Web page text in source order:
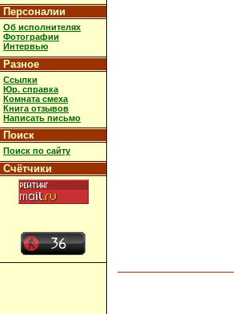
Персоналии
Об исполнителях
Фотографии
Интервью
Разное
Ссылки
Юр. справка
Комната смеха
Книга отзывов
Написать письмо
Поиск
Поиск по сайту
Счётчики